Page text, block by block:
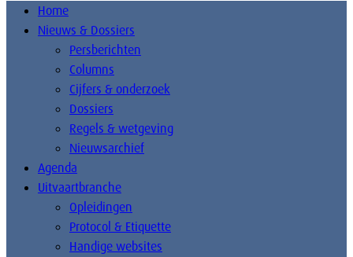
Home
Nieuws & Dossiers
Persberichten
Columns
Cijfers & onderzoek
Dossiers
Regels & wetgeving
Nieuwsarchief
Agenda
Uitvaartbranche
Opleidingen
Protocol & Etiquette
Handige websites